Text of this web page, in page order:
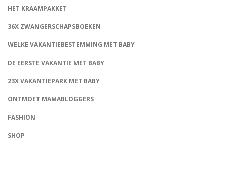
HET KRAAMPAKKET
36X ZWANGERSCHAPSBOEKEN
WELKE VAKANTIEBESTEMMING MET BABY
DE EERSTE VAKANTIE MET BABY
23X VAKANTIEPARK MET BABY
ONTMOET MAMABLOGGERS
FASHION
SHOP